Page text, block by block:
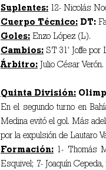
Suplentes: 12- Nicolás
Cuerpo Técnico: DT:
Goles: Enzo López (L).
Cambios: ST 31’ Joffe
Árbitro: Julio César Verón.
Quinta División:
En el segundo turno en
Medina evitó el gol. Más
por la expulsión de Lautaro
Formación: 1- Thomás
Esquivel; 7- Joaquín